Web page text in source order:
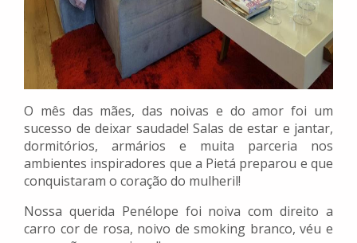
O mês das mães, das noivas e do amor foi um
sucesso de deixar saudade! Salas de estar e jantar,
dormitórios, armários e muita parceria nos
ambientes inspiradores que a Pietá preparou e que
conquistaram o coração do mulheril!
Nossa querida Penélope foi noiva com direito a
carro cor de rosa, noivo de smoking branco, véu e